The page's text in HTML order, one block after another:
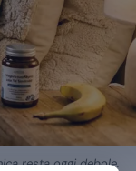
resta oggi debole.